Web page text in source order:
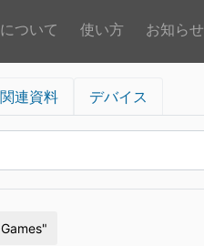
ついて 使い方 お知らせ
関連資料 デバイス